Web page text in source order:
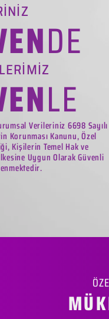
DE
LE
Verileriniz 6698 Sayılı
Korunması Kanunu, Özel
Kişilerin Temel Hak ve
Uygun Olarak Güvenli